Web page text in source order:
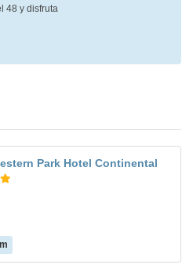
48 y disfruta
Park Hotel Continental